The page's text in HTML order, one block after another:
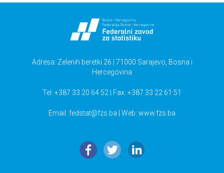
Adresa: Zelenih beretki 26 | 71000 Sarajevo, Bosna i
Hercegovina
Tel: +387 33 20 64 52 | Fax: +387 33 22 61 51
Email: fedstat@fzs.ba | Web: www.fzs.ba